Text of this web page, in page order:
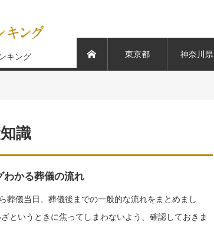
キングホーム 東京都 神奈川県
識
わかる葬儀の流れ
葬儀当日、葬儀後までの一般的な流れをまとめまし
というときに焦ってしまわないよう、確認しておきま